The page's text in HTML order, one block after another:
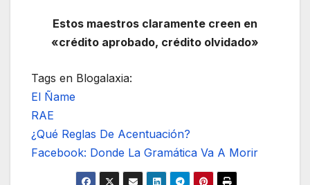
Estos maestros claramente creen en
«crédito aprobado, crédito olvidado»
Tags en Blogalaxia:
El Ñame
RAE
¿Qué Reglas De Acentuación?
Facebook: Donde La Gramática Va A Morir